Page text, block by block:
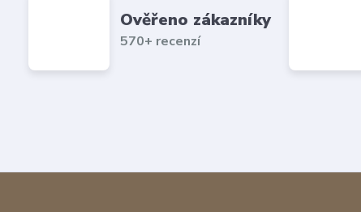
Ověřeno zákazníky
570+ recenzí